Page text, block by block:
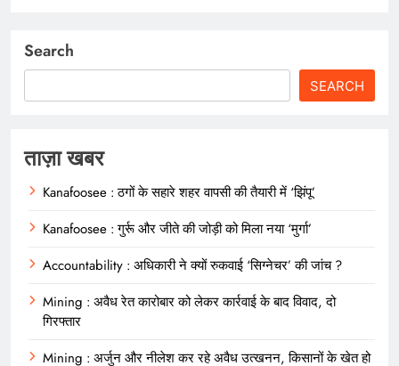
Search
SEARCH
ताज़ा खबर
Kanafoosee : ठगों के सहारे शहर वापसी की तैयारी में ‘झिंपू’
Kanafoosee : गुर्रू और जीते की जोड़ी को मिला नया ‘मुर्गा’
Accountability : अधिकारी ने क्यों रुकवाई ‘सिग्नेचर’ की जांच ?
Mining : अवैध रेत कारोबार को लेकर कार्रवाई के बाद विवाद, दो
गिरफ्तार
Mining : अर्जुन और नीलेश कर रहे अवैध उत्खनन, किसानों के खेत हो